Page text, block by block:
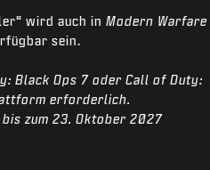
wird auch in Modern Warfare
sein.
Black Ops 7 oder Call of Duty:
erforderlich.
zum 23. Oktober 2027